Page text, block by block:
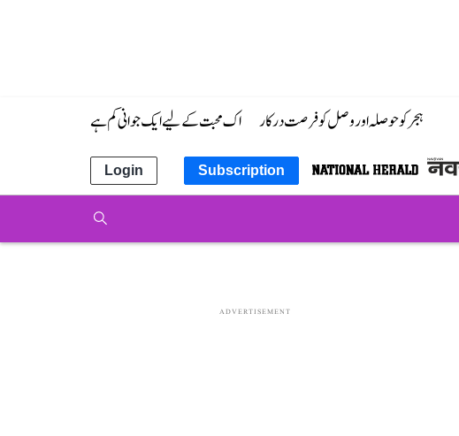
ہجر کو حوصلہ اور وصل کو فرصت درکار اک محبت کے لیے ایک جوانی کم ہے
Subscription
Login
ADVERTISEMENT